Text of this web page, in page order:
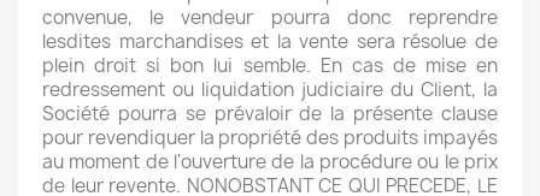
convenue, le vendeur pourra donc reprendre
lesdites marchandises et la vente sera résolue de
plein droit si bon lui semble. En cas de mise en
redressement ou liquidation judiciaire du Client, la
Société pourra se prévaloir de la présente clause
pour revendiquer la propriété des produits impayés
au moment de l'ouverture de la procédure ou le prix
de leur revente. NONOBSTANT CE QUI PRECEDE, LE